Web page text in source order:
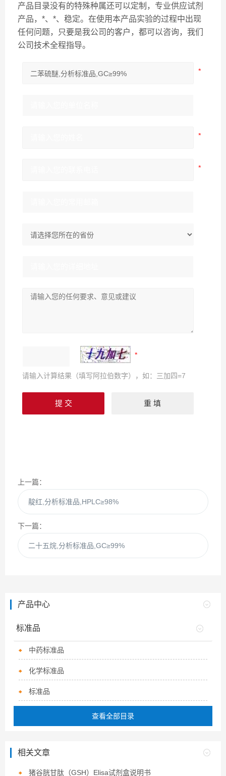
产品目录没有的特殊种属还可以定制，专业供应试剂
产品，*、*、稳定。在使用本产品实验的过程中出现
任何问题，只要是我公司的客户，都可以咨询，我们
公司技术全程指导。
请输入计算结果（填写阿拉伯数字），如：三加四=7
上一篇：
靛红,分析标准品,HPLC≥98%
下一篇：
二十五烷,分析标准品,GC≥99%
产品中心
标准品
中药标准品
化学标准品
标准品
查看全部目录
相关文章
猪谷胱甘肽（GSH）Elisa试剂盒说明书